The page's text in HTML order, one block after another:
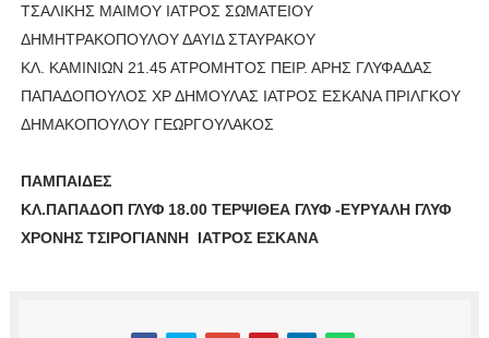
ΤΣΑΛΙΚΗΣ ΜΑΙΜΟΥ ΙΑΤΡΟΣ ΣΩΜΑΤΕΙΟΥ
ΔΗΜΗΤΡΑΚΟΠΟΥΛΟΥ ΔΑΥΙΔ ΣΤΑΥΡΑΚΟΥ
ΚΛ. ΚΑΜΙΝΙΩΝ 21.45 ΑΤΡΟΜΗΤΟΣ ΠΕΙΡ. ΑΡΗΣ ΓΛΥΦΑΔΑΣ
ΠΑΠΑΔΟΠΟΥΛΟΣ ΧΡ ΔΗΜΟΥΛΑΣ ΙΑΤΡΟΣ ΕΣΚΑΝΑ ΠΡΙΛΓΚΟΥ
ΔΗΜΑΚΟΠΟΥΛΟΥ ΓΕΩΡΓΟΥΛΑΚΟΣ
ΠΑΜΠΑΙΔΕΣ
ΚΛ.ΠΑΠΑΔΟΠ ΓΛΥΦ 18.00 ΤΕΡΨΙΘΕΑ ΓΛΥΦ -ΕΥΡΥΑΛΗ ΓΛΥΦ
ΧΡΟΝΗΣ ΤΣΙΡΟΓΙΑΝΝΗ ΙΑΤΡΟΣ ΕΣΚΑΝΑ